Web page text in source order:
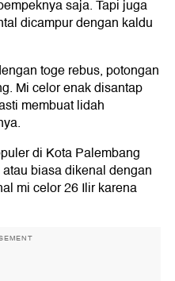
saja. Tapi juga
dicampur dengan kaldu
toge rebus, potongan
Mi celor enak disantap
membuat lidah
di Kota Palembang
biasa dikenal dengan
mi celor 26 Ilir karena